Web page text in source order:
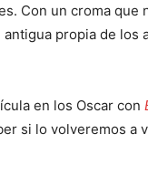
Con un croma que
propia de los
en los Oscar con
si lo volveremos a